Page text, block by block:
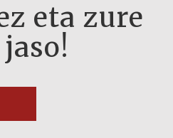
eta zure